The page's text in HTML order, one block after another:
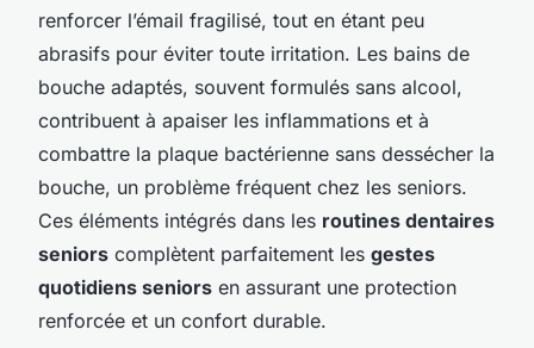
renforcer l’émail fragilisé, tout en étant peu
abrasifs pour éviter toute irritation. Les bains de
bouche adaptés, souvent formulés sans alcool,
contribuent à apaiser les inflammations et à
combattre la plaque bactérienne sans dessécher la
bouche, un problème fréquent chez les seniors.
Ces éléments intégrés dans les routines dentaires
seniors complètent parfaitement les gestes
quotidiens seniors en assurant une protection
renforcée et un confort durable.